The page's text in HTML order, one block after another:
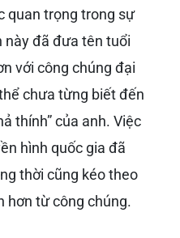
quan trọng trong sự
này đã đưa tên tuổi
với công chúng đại
chưa từng biết đến
thính” của anh. Việc
hình quốc gia đã
thời cũng kéo theo
hơn từ công chúng.